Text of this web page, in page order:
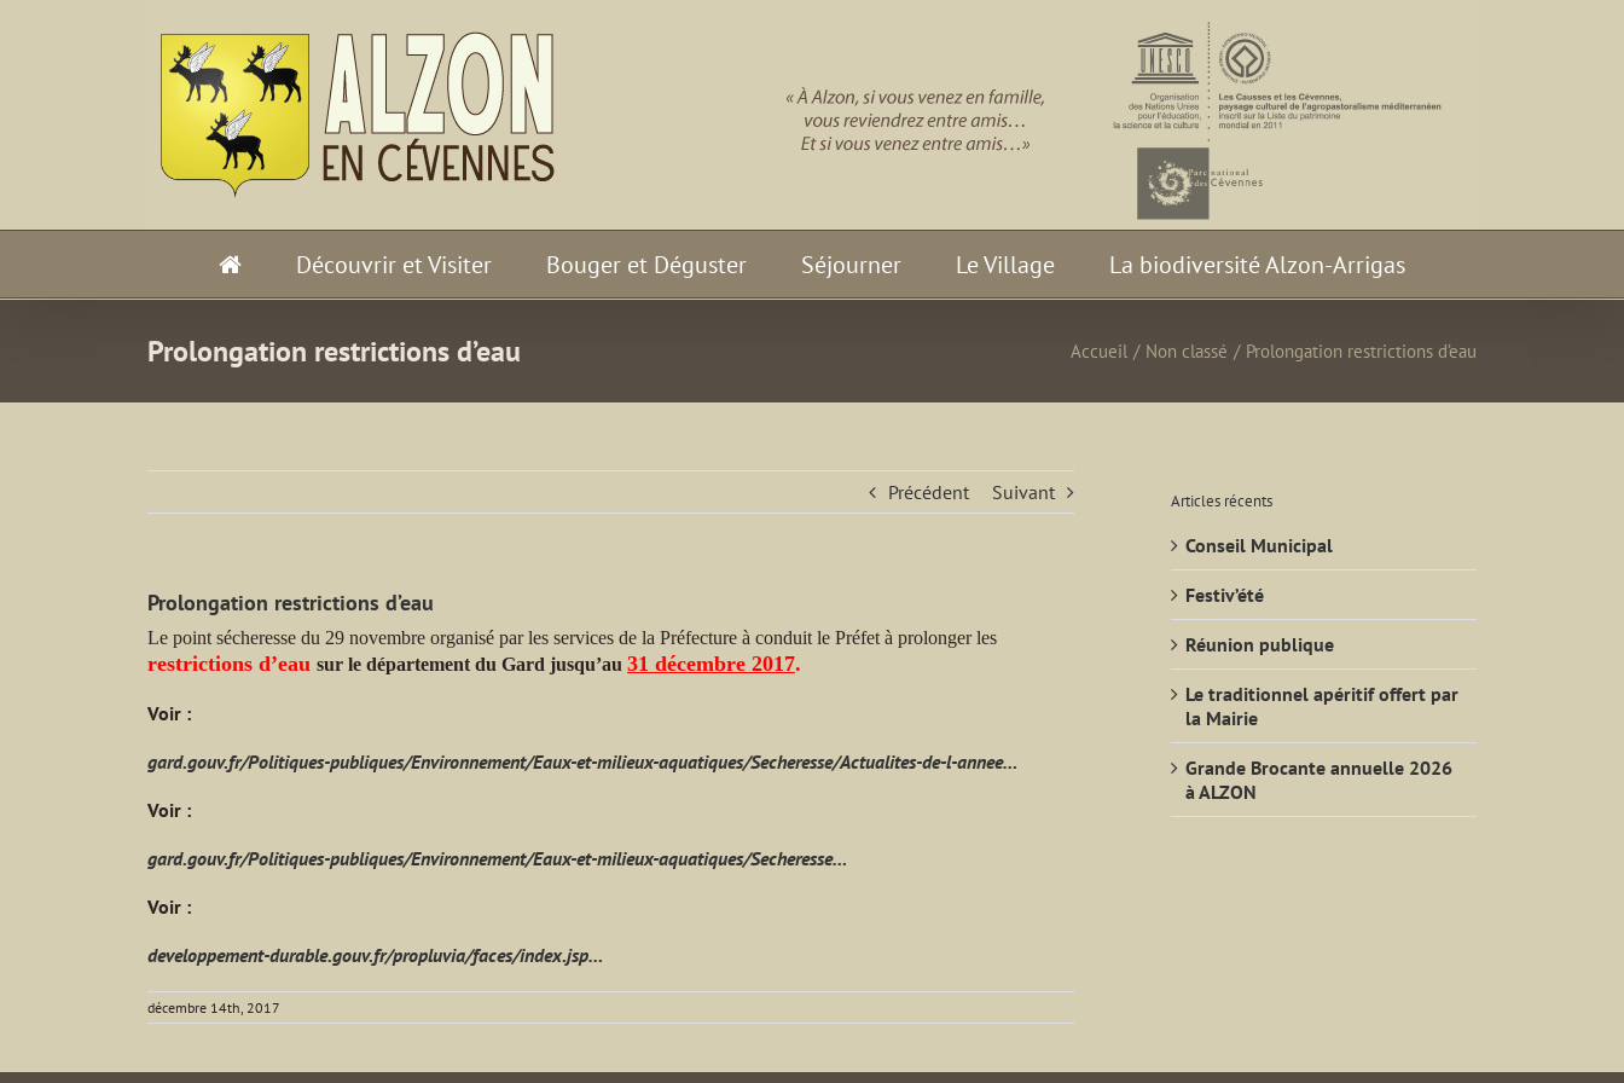
Découvrir et Visiter Bouger et Déguster Séjourner Le Village La biodiversité Alzon-Arrigas
Prolongation restrictions d’eau Accueil / Non classé / Prolongation restrictions d’eau
Précédent Suivant
Prolongation restrictions d’eau
Le point sécheresse du 29 novembre organisé par les services de la Préfecture à conduit le Préfet à prolonger les
restrictions d’eau sur le département du Gard jusqu’au 31 décembre 2017.
Voir :
gard.gouv.fr/Politiques-publiques/Environnement/Eaux-et-milieux-aquatiques/Secheresse/Actualites-de-l-annee…
Voir :
gard.gouv.fr/Politiques-publiques/Environnement/Eaux-et-milieux-aquatiques/Secheresse…
Voir :
developpement-durable.gouv.fr/propluvia/faces/index.jsp…
décembre 14th, 2017
Articles récents
Conseil Municipal
Festiv’été
Réunion publique
Le traditionnel apéritif offert par
la Mairie
Grande Brocante annuelle 2026
à ALZON